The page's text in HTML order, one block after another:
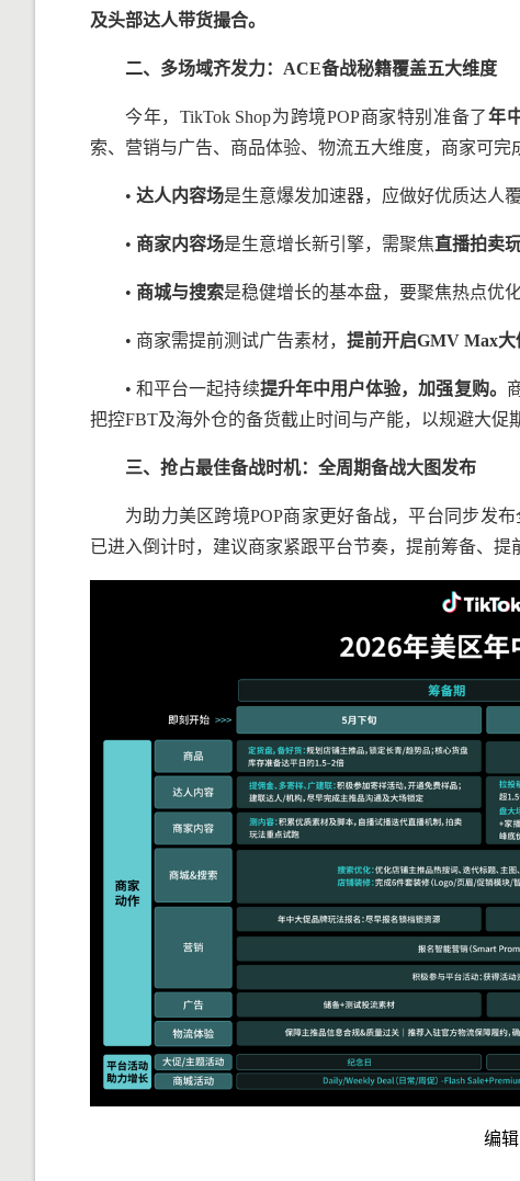
及头部达人带货撮合。
二、多场域齐发力： ACE备战秘籍覆盖五大维度
今年，TikTok Shop为跨境POP商家特别准备了年
索、营销与广告、商品体验、物流五大维度，商家可完
• 达人内容场是生意爆发加速器，应做好优质达人覆
• 商家内容场是生意增长新引擎，需聚焦直播拍卖
• 商城与搜索是稳健增长的基本盘，要聚焦热点优
• 商家需提前测试广告素材， 提前开启GMV Max大
• 和平台一起持续提升年中用户体验，加强复购。
把控FBT及海外仓的备货截止时间与产能，以规避大促
三、抢占最佳备战时机：全周期备战大图发布
为助力美区跨境POP商家更好备战，平台同步发
已进入倒计时，建议商家紧跟平台节奏，提前筹备、提
编辑